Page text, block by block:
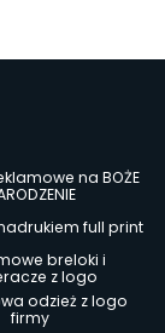
na BOŻE
full print
breloki i
z logo
odzież z logo
firmy